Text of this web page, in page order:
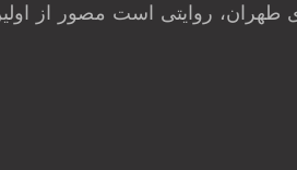
روایتی است مصور از